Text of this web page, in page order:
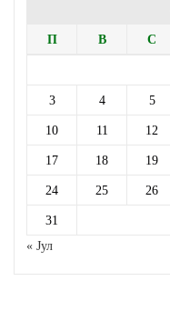
П В С
3 4 5
10 11 12
17 18 19
24 25 26
31
« Јул